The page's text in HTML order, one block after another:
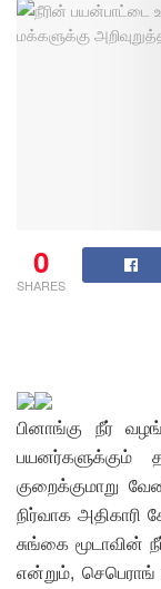
0
SHARES
பினாங்கு நீர்
குறைக்குமாறு
நிர்வாக
சுங்கை மூடாவின்
என்றும்,